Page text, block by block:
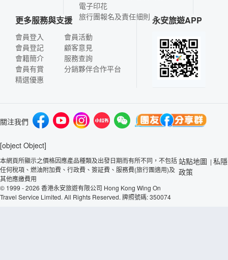
電子印花
旅行團報名及責任細則
更多服務與支援
會員登入
會員登記
會籍簡介
會員有賞
精選優惠
會員活動
顧客意見
服務查詢
分銷夥伴合作平台
永安旅遊APP
關注我們
[object Object]
本網頁所顯示之價格因應產品種類及出發日期而有所不同，不包括
任何稅項、燃油附加費、行政費、簽証費、服務費(旅行團適用)及
其他應繳費用
© 1999 - 2026 香港永安旅遊有限公司 Hong Kong Wing On
Travel Service Limited. All Rights Reserved. 牌照號碼: 350074
站點地圖 | 私隱
政策